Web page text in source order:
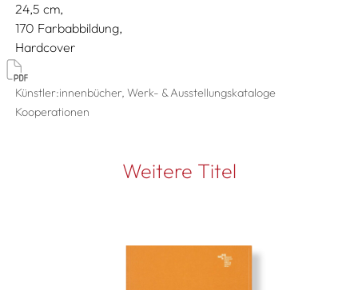
24,5
170 Farbabbildung
Hardcover
Künstler:innenbücher, Werk- & Ausstellungskataloge
Kooperationen
Weitere Titel